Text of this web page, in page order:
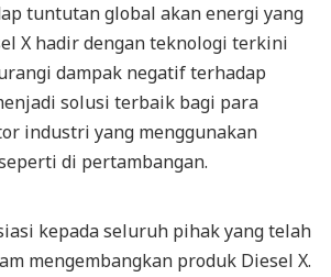
tuntutan global akan energi yang
X hadir dengan teknologi terkini
dampak negatif terhadap
solusi terbaik bagi para
industri yang menggunakan
di pertambangan.
kepada seluruh pihak yang telah
mengembangkan produk Diesel X.